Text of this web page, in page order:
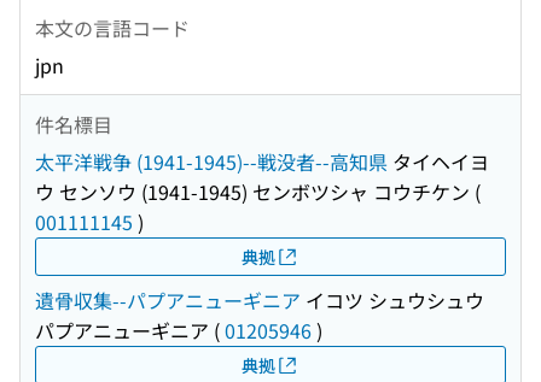
本文の言語コード
jpn
件名標目
太平洋戦争 (1941-1945)--戦没者--高知県 タイヘイヨ
ウ センソウ (1941-1945) センボツシャ コウチケン (
001111145 )
典拠
遺骨収集--パプアニューギニア イコツ シュウシュウ
パプアニューギニア (01205946)
典拠